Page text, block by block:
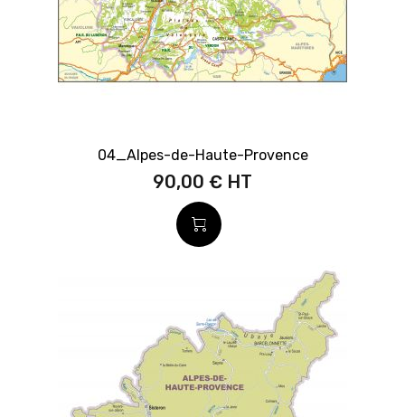
04_Alpes-de-Haute-Provence
90,00 €